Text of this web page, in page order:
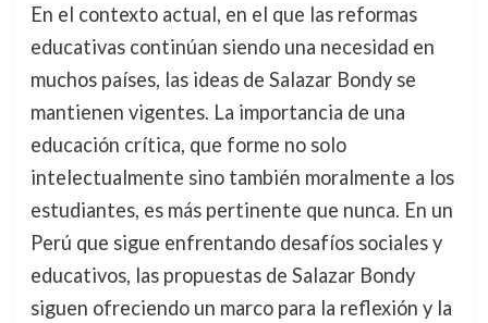
En el contexto actual, en el que las reformas
educativas continúan siendo una necesidad en
muchos países, las ideas de Salazar Bondy se
mantienen vigentes. La importancia de una
educación crítica, que forme no solo
intelectualmente sino también moralmente a los
estudiantes, es más pertinente que nunca. En un
Perú que sigue enfrentando desafíos sociales y
educativos, las propuestas de Salazar Bondy
siguen ofreciendo un marco para la reflexión y la